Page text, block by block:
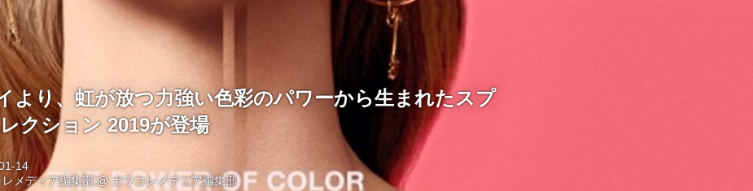
より、虹が放つ力強い色彩のパワーから生まれたスプ
クション 2019が登場
14
メディア編集部 @ カワコレメディア編集部